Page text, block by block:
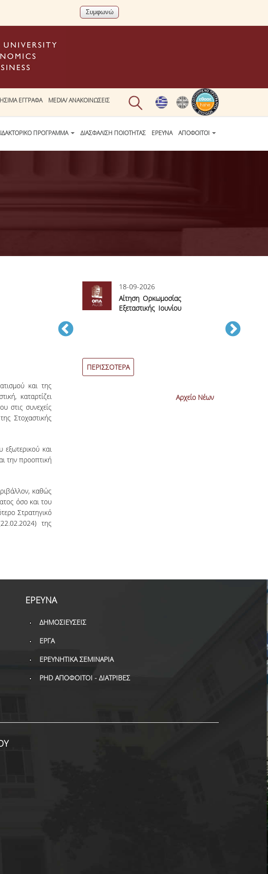
ΕΓΓΡΑΦΑ MEDIA/ ΑΝΑΚΟΙΝΩΣΕΙΣ
ΠΡΟΓΡΑΜΜΑ ΔΙΑΣΦΑΛΙΣΗ ΠΟΙΟΤΗΤΑΣ ΕΡΕΥΝΑ ΑΠΟΦΟΙΤΟΙ
και της
καταρτίζει
στις συνεχείς
Στοχαστικής
και
την προοπτική
καθώς
όσο και του
Στρατηγικό
της
18-09-2026
Αίτηση Ορκωμοσίας
Εξεταστικής Ιουνίου
ΠΕΡΙΣΣΟΤΕΡΑ
Ιουνίου 2026
Αρχείο Νέων
ΕΡΕΥΝΑ
ΔΗΜΟΣΙΕΥΣΕΙΣ
ΕΡΓΑ
ΕΡΕΥΝΗΤΙΚΑ ΣΕΜΙΝΑΡΙΑ
PHD ΑΠΟΦΟΙΤΟΙ - ΔΙΑΤΡΙΒΕΣ